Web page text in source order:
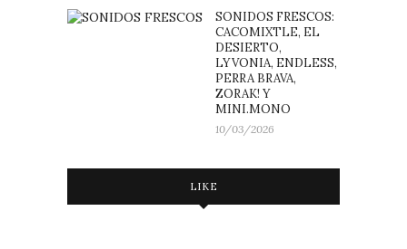
SONIDOS FRESCOS:
CACOMIXTLE, EL
DESIERTO,
LYVONIA, ENDLESS,
PERRA BRAVA,
ZORAK! Y
MINI.MONO
10/03/2026
LIKE